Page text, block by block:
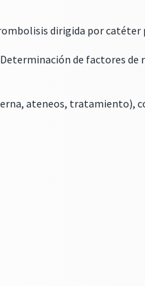
dirigida por catéter
de factores
ateneos, tratamiento),